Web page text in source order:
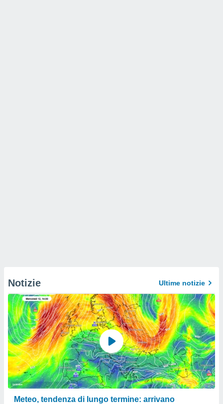
Notizie Ultime notizie
Meteo, tendenza di lungo termine: arrivano